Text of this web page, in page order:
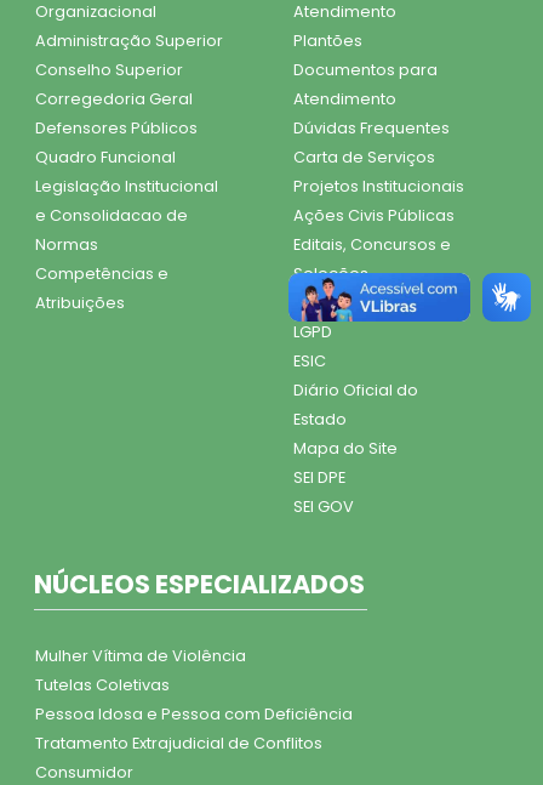
Organizacional
Administração Superior
Conselho Superior
Corregedoria Geral
Defensores Públicos
Quadro Funcional
Legislação Institucional
e Consolidacao de
Normas
Competências e
Atribuições
Atendimento
Plantões
Documentos para
Atendimento
Dúvidas Frequentes
Carta de Serviços
Projetos Institucionais
Ações Civis Públicas
Editais, Concursos e
Seleções
Transparência
LGPD
ESIC
Diário Oficial do
Estado
Mapa do Site
SEI DPE
SEI GOV
NÚCLEOS ESPECIALIZADOS
Mulher Vítima de Violência
Tutelas Coletivas
Pessoa Idosa e Pessoa com Deficiência
Tratamento Extrajudicial de Conflitos
Consumidor